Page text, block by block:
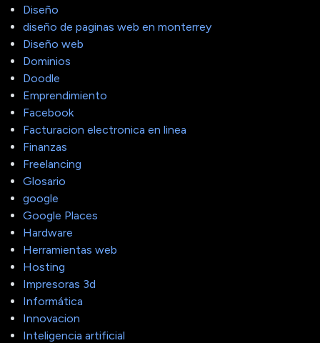
Diseño
diseño de paginas web en monterrey
Diseño web
Dominios
Doodle
Emprendimiento
Facebook
Facturacion electronica en linea
Finanzas
Freelancing
Glosario
google
Google Places
Hardware
Herramientas web
Hosting
Impresoras 3d
Informática
Innovacion
Inteligencia artificial